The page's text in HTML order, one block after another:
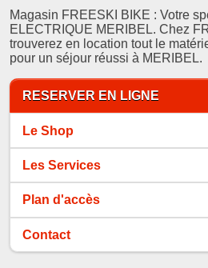
Magasin FREESKI BIKE : Votre
ELECTRIQUE MERIBEL. Chez
trouverez en location tout le
pour un séjour réussi à MERIBEL.
RESERVER EN LIGNE
Le Shop
Les Services
Plan d'accès
Contact